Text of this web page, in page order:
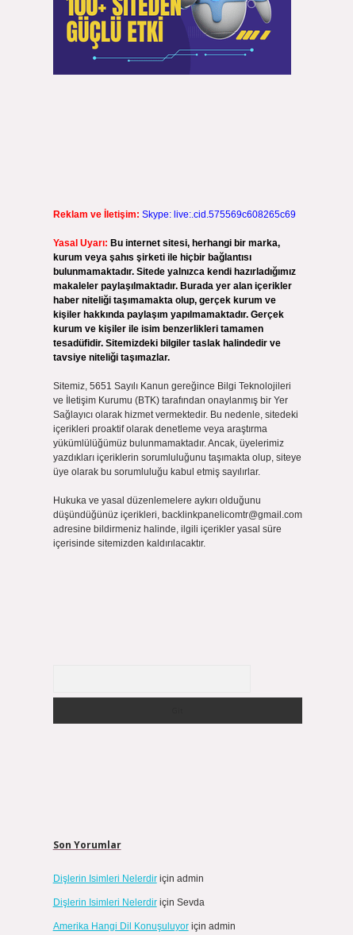
Reklam ve İletişim: Skype: live:.cid.575569c608265c69
Yasal Uyarı: Bu internet sitesi, herhangi bir marka,
kurum veya şahıs şirketi ile hiçbir bağlantısı
bulunmamaktadır. Sitede yalnızca kendi hazırladığımız
makaleler paylaşılmaktadır. Burada yer alan içerikler
haber niteliği taşımamakta olup, gerçek kurum ve
kişiler hakkında paylaşım yapılmamaktadır. Gerçek
kurum ve kişiler ile isim benzerlikleri tamamen
tesadüfidir. Sitemizdeki bilgiler taslak halindedir ve
tavsiye niteliği taşımazlar.
Sitemiz, 5651 Sayılı Kanun gereğince Bilgi Teknolojileri
ve İletişim Kurumu (BTK) tarafından onaylanmış bir Yer
Sağlayıcı olarak hizmet vermektedir. Bu nedenle, sitedeki
içerikleri proaktif olarak denetleme veya araştırma
yükümlülüğümüz bulunmamaktadır. Ancak, üyelerimiz
yazdıkları içeriklerin sorumluluğunu taşımakta olup, siteye
üye olarak bu sorumluluğu kabul etmiş sayılırlar.
Hukuka ve yasal düzenlemelere aykırı olduğunu
düşündüğünüz içerikleri, backlinkpanelicomtr@gmail.com
adresine bildirmeniz halinde, ilgili içerikler yasal süre
içerisinde sitemizden kaldırılacaktır.
Son Yorumlar
Dişlerin Isimleri Nelerdiriçin admin
Dişlerin Isimleri Nelerdiriçin Sevda
Amerika Hangi Dil Konuşuluyoriçin admin